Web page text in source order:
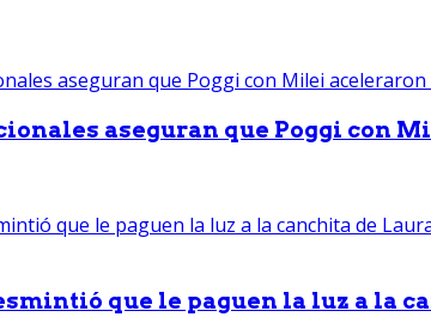
aseguran que Poggi con
que le paguen la luz a la